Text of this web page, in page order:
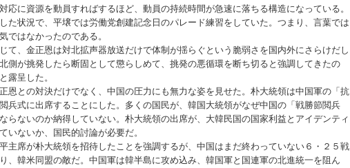
応に資源を動員すればするほど、動員の持続時間が急速に落ちる構造になっている。
た状況で、平壌では労働党創建記念日のパレード練習をしていた。つまり、言葉では
ではなかったのである。
て、金正恩は対北拡声器放送だけで体制が揺らぐという脆弱さを国内外にさらけだし
側が挑発したら断固として懲らしめて、挑発の悪循環を断ち切ると強調してきたの
露呈した。
恩との対決だけでなく、中国の圧力にも無力な姿を見せた。朴大統領は中国軍の「抗
兵式に出席することにした。多くの国民が、韓国大統領がなぜ中国の「戦勝節閲兵
らないのか納得していない。朴大統領の出席が、大韓民国の国家利益とアイデンティ
いないか、国民的討論が必要だ。
主席が朴大統領を招待したことを強調するが、中国はまだ終わっていない６・２５戦
、韓米同盟の敵だ。中国軍は韓半島に攻め込み、韓国軍と国連軍の北進統一を阻ん